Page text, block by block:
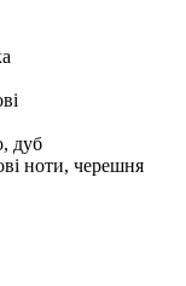
дуб
ноти, черешня